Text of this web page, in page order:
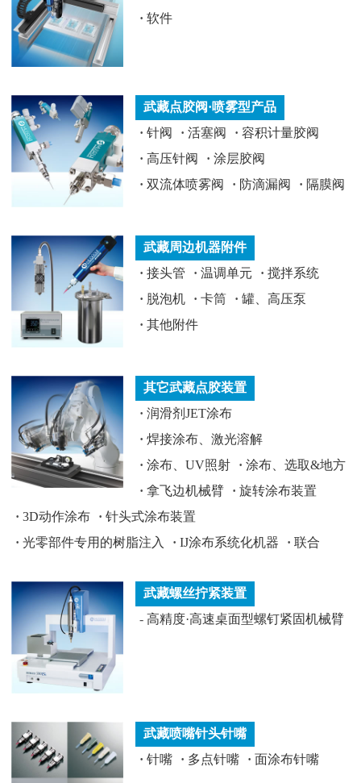
· 软件
武藏点胶阀·喷雾型产品
· 针阀 · 活塞阀 · 容积计量胶阀
· 高压针阀 · 涂层胶阀
· 双流体喷雾阀 · 防滴漏阀 · 隔膜阀
武藏周边机器附件
· 接头管 · 温调单元 · 搅拌系统
· 脱泡机 · 卡筒 · 罐、高压泵
· 其他附件
其它武藏点胶装置
· 润滑剂JET涂布
· 焊接涂布、激光溶解
· 涂布、UV照射 · 涂布、选取&地方
· 拿飞边机械臂 · 旋转涂布装置
· 3D动作涂布 · 针头式涂布装置
· 光零部件专用的树脂注入 · IJ涂布系统化机器 · 联合
武藏螺丝拧紧装置
- 高精度·高速桌面型螺钉紧固机械臂
武藏喷嘴针头针嘴
· 针嘴 · 多点针嘴 · 面涂布针嘴